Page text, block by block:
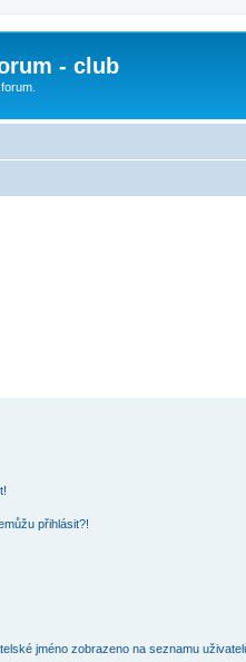
- club
přihlásit?!
jméno zobrazeno na seznamu